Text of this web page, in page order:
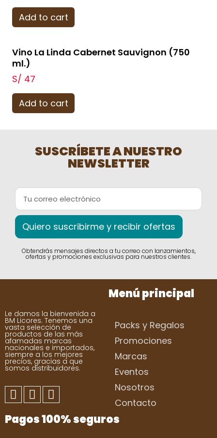
Add to cart
Vino La Linda Cabernet Sauvignon (750
ml.)
S/ 47
Add to cart
SUSCRÍBETE A NUESTRO
NEWSLETTER
Quiero suscribirme y recibir ofertas
Obtendrás mensajes directos a tu correo con lanzamientos,
ofertas y promociones exclusivas para nuestros clientes.
Le damos la bienvenida a
BM Licores. Tenemos una
vasta selección de
productos de las más
afamadas marcas
nacionales e importados,
siempre a los mejores
precios, gracias a que
somos distribuidores.
Menú principal
Packs y Regalos
Promociones
Marcas
Eventos
Nosotros
Contacto
Pagos 100% seguros